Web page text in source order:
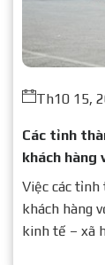
Th10 15,
Các tỉnh
khách hàng
Việc các
khách hàng
kinh tế – xã